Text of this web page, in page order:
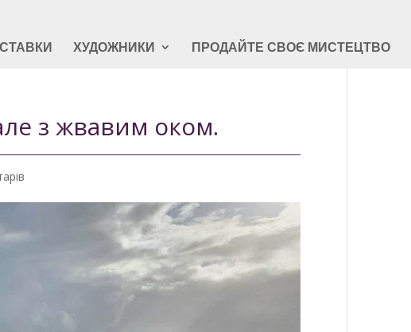
ХУДОЖНИКИ ПРОДАЙТЕ СВОЄ МИСТЕЦТВО
з жвавим оком.